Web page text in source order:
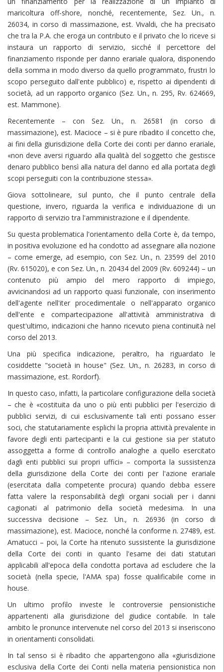
maricoltura off-shore, nonché, recentemente, Sez. Un., n.
26034, in corso di massimazione, est. Vivaldi, che ha precisato
che tra la P.A. che eroga un contributo e il privato che lo riceve si
instaura un rapporto di servizio, sicché il percettore del
finanziamento risponde per danno erariale qualora, disponendo
della somma in modo diverso da quello programmato, frustri lo
scopo perseguito dall'ente pubblico) e, rispetto ai dipendenti di
società, ad un rapporto organico (Sez. Un., n. 295, Rv. 624669,
est. Mammone).
Recentemente – con Sez. Un., n. 26581 (in corso di
massimazione), est. Macioce – si è pure ribadito il concetto che,
ai fini della giurisdizione della Corte dei conti per danno erariale,
«non deve aversi riguardo alla qualità del soggetto che gestisce
denaro pubblico bensì alla natura del danno ed alla portata degli
scopi perseguiti con la contribuzione stessa».
Giova sottolineare, sul punto, che il punto centrale della
questione, invero, riguarda la verifica e individuazione di un
rapporto di servizio tra l'amministrazione e il dipendente.
Su questa problematica l'orientamento della Corte è, da tempo,
in positiva evoluzione ed ha condotto ad assegnare alla nozione
– come emerge, ad esempio, con Sez. Un., n. 23599 del 2010
(Rv. 615020), e con Sez. Un., n. 20434 del 2009 (Rv. 609244) – un
contenuto più ampio del mero rapporto di impiego,
avvicinandosi ad un rapporto quasi funzionale, con inserimento
dell'agente nell'iter procedimentale o nell'apparato organico
dell'ente e compartecipazione all'attività amministrativa di
quest'ultimo, indicazioni che hanno ricevuto piena continuità nel
corso del 2013.
Una più specifica indicazione, peraltro, ha riguardato le
cosiddette "società in house" (Sez. Un., n. 26283, in corso di
massimazione, est. Rordorf).
In questo caso, infatti, la particolare configurazione della società
– che è «costituita da uno o più enti pubblici per l'esercizio di
pubblici servizi, di cui esclusivamente tali enti possano esser
soci, che statutariamente esplichi la propria attività prevalente in
favore degli enti partecipanti e la cui gestione sia per statuto
assoggetta a forme di controllo analoghe a quello esercitato
dagli enti pubblici sui propri uffici» – comporta la sussistenza
della giurisdizione della Corte dei conti per l'azione erariale
(esercitata dalla competente procura) quando debba essere
fatta valere la responsabilità degli organi sociali per i danni
cagionati al patrimonio della società medesima. In una
successiva decisione – Sez. Un., n. 26936 (in corso di
massimazione), est. Macioce, nonché la conforme n. 27489, est.
Amatucci – poi, la Corte ha ritenuto sussistente la giurisdizione
della Corte dei conti in quanto l'esame dei dati statutari
applicabili all'epoca della condotta portava ad escludere che la
società (nella specie, l'AMA spa) fosse qualificabile come in
house.
Un ultimo profilo investe le controversie pensionistiche
appartenenti alla giurisdizione del giudice contabile. In tale
ambito le pronunce intervenute nel corso del 2013 si inseriscono
in orientamenti consolidati.
In tal senso si è ribadito che appartengono alla «giurisdizione
esclusiva della Corte dei Conti nella materia pensionistica non